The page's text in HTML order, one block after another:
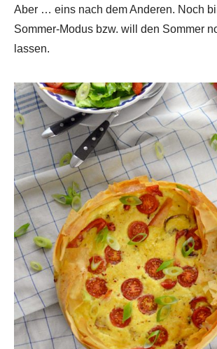
Aber … eins nach dem Anderen. Noch
Sommer-Modus bzw. will den Sommer
lassen.